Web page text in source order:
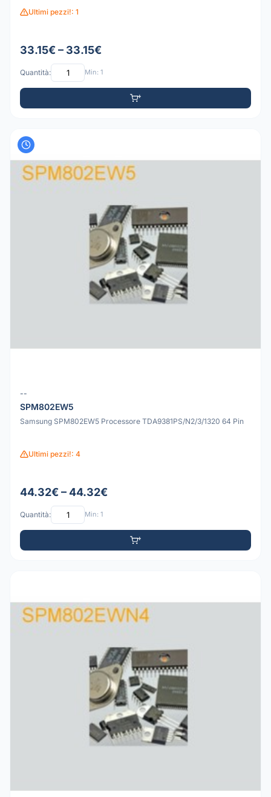
Ultimi pezzi!: 1
33.15€ – 33.15€
Quantità: Min: 1
--
SPM802EW5
Samsung SPM802EW5 Processore TDA9381PS/N2/3/1320 64 Pin
Ultimi pezzi!: 4
44.32€ – 44.32€
Quantità: Min: 1